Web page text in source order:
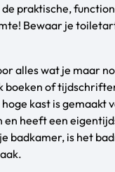
praktische,
Bewaar je
alles wat je maar
boeken of
kast is gemaakt
en heeft een
badkamer, is het